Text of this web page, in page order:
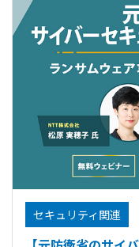
セキュリティ関連